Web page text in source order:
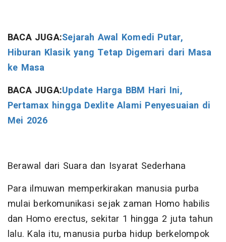
BACA JUGA:Sejarah Awal Komedi Putar,
Hiburan Klasik yang Tetap Digemari dari Masa
ke Masa
BACA JUGA:Update Harga BBM Hari Ini,
Pertamax hingga Dexlite Alami Penyesuaian di
Mei 2026
Berawal dari Suara dan Isyarat Sederhana
Para ilmuwan memperkirakan manusia purba
mulai berkomunikasi sejak zaman Homo habilis
dan Homo erectus, sekitar 1 hingga 2 juta tahun
lalu. Kala itu, manusia purba hidup berkelompok